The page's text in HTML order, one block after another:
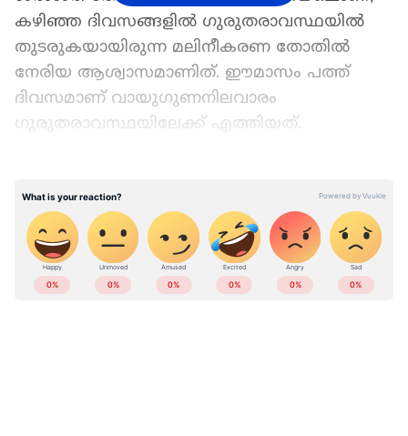
കഴിഞ്ഞ ദിവസങ്ങളിൽ ഗുരുതരാവസ്ഥയിൽ
തുടരുകയായിരുന്ന മലിനീകരണ തോതിൽ
നേരിയ ആശ്വാസമാണിത്. ഈമാസം പത്ത്
ദിവസമാണ് വായുഗുണനിലവാരം
ഗുരുതരാവസ്ഥയിലേക്ക് എത്തിയത്.
ഇതിനു മുൻപ് 2021 ൽ ആണ് ഒരു മാസത്തിൽ
12 ദിവസം തോത് ഗുരുതരാവസ്ഥയിലെത്തിയത്.
കാറ്റിന്റെ വേഗത കൂടുന്നുണ്ടെന്നും വരുന്ന